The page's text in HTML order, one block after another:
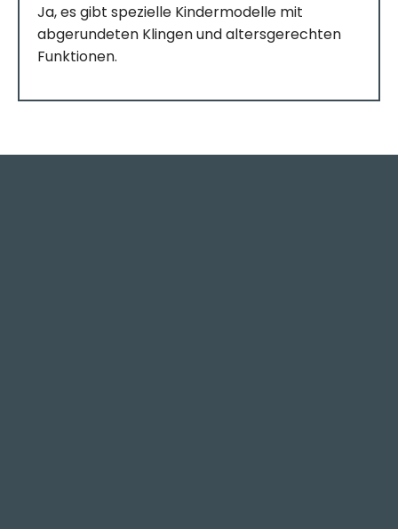
Ja, es gibt spezielle Kindermodelle mit
abgerundeten Klingen und altersgerechten
Funktionen.